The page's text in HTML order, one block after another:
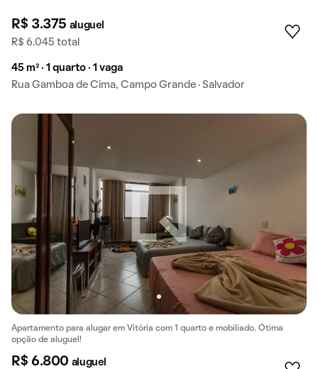
R$ 3.375 aluguel
R$ 6.045 total
45 m² · 1 quarto · 1 vaga
Rua Gamboa de Cima, Campo Grande · Salvador
Apartamento para alugar em Vitória com 1 quarto e mobiliado. Ótima
opção de aluguel!
R$ 6.800 aluguel